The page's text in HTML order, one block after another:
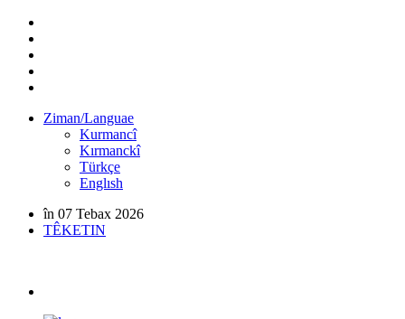
Ziman/Languae
Kurmancî
Kırmanckî
Türkçe
Englısh
în 07 Tebax 2026
TÊKETIN